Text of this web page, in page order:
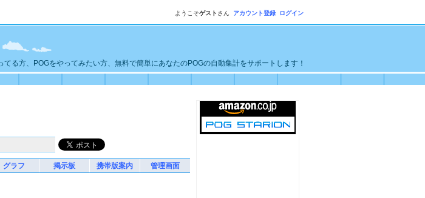
ようこそゲスト さん アカウント登録 ログイン
る方、POGをやってみたい方、無料で簡単にあなたのPOGの自動集計をサポートします！
グラフ 掲示板 携帯版案内
管理画面